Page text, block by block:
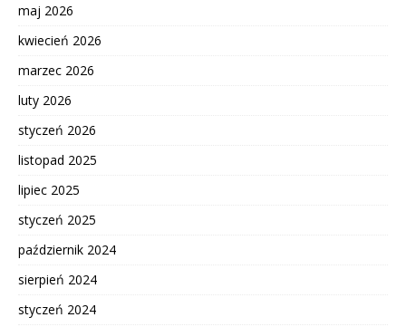
maj 2026
kwiecień 2026
marzec 2026
luty 2026
styczeń 2026
listopad 2025
lipiec 2025
styczeń 2025
październik 2024
sierpień 2024
styczeń 2024